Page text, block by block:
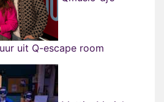
uit Q-escape room